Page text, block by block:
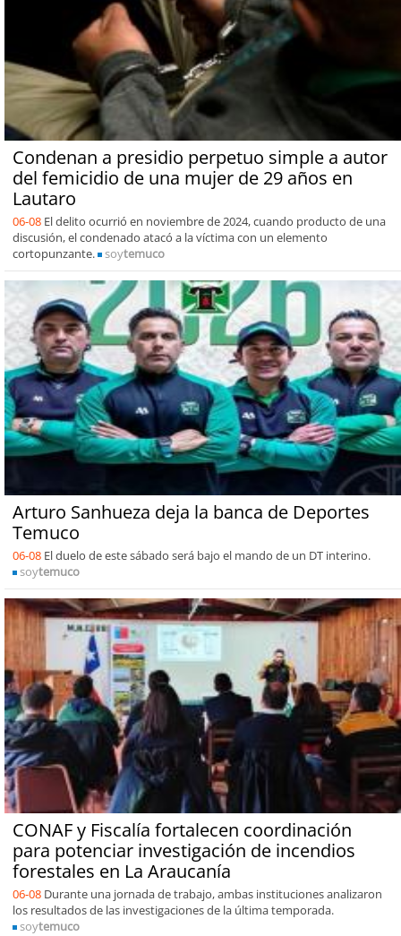
Condenan a presidio perpetuo simple a autor
del femicidio de una mujer de 29 años en
Lautaro
06-08 El delito ocurrió en noviembre de 2024, cuando producto de una
discusión, el condenado atacó a la víctima con un elemento
cortopunzante.
soytemuco
Arturo Sanhueza deja la banca de Deportes
Temuco
06-08 El duelo de este sábado será bajo el mando de un DT interino.
soytemuco
CONAF y Fiscalía fortalecen coordinación
para potenciar investigación de incendios
forestales en La Araucanía
06-08 Durante una jornada de trabajo, ambas instituciones analizaron
los resultados de las investigaciones de la última temporada.
soytemuco